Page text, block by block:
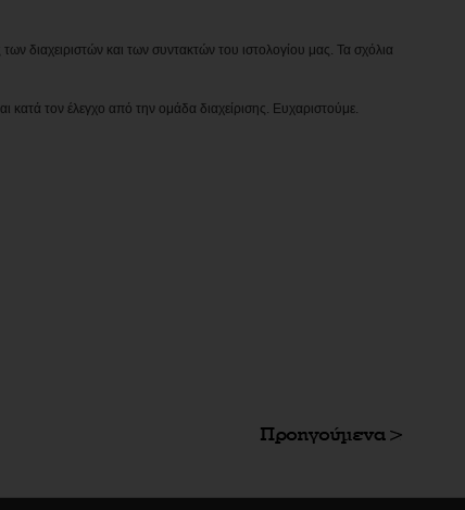
διαχειριστών και των συντακτών του ιστολογίου μας. Τα σχόλια
κατά τον έλεγχο από την ομάδα διαχείρισης. Ευχαριστούμε.